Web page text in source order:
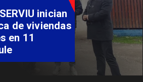
inician
de viviendas
en 11